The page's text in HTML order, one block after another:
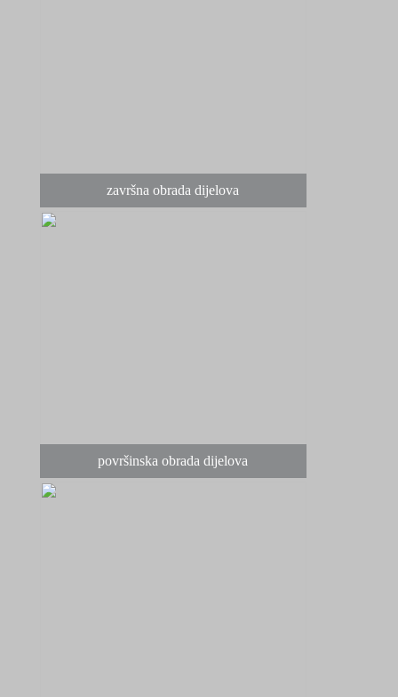
završna obrada dijelova
površinska obrada dijelova